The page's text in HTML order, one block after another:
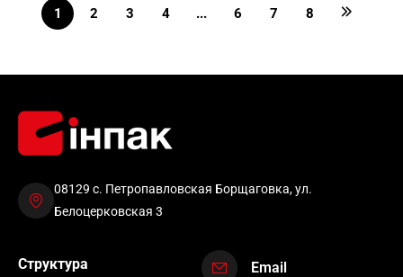
1 2 3 4 ... 6 7 8
08129 с. Петропавловская Борщаговка, ул.
Белоцерковская 3
Структура Email